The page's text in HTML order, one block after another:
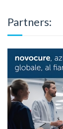
Partners: